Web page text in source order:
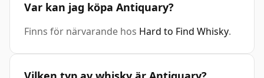
Var kan jag köpa Antiquary?
Finns för närvarande hos Hard to Find Whisky.